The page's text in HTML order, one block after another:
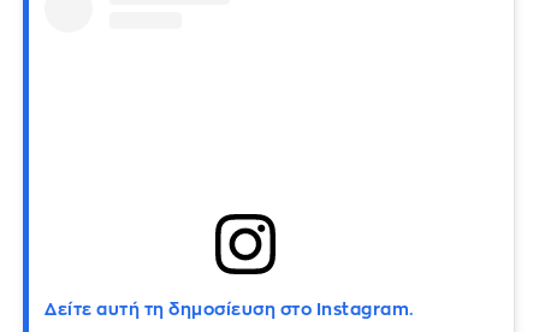
Δείτε αυτή τη δημοσίευση στο Instagram.